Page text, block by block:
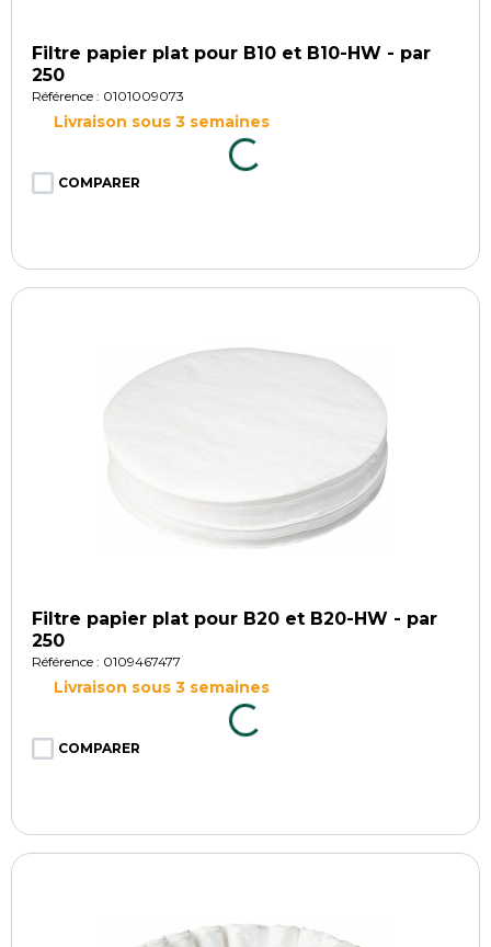
Filtre papier plat pour B10 et B10-HW - par
250
Référence : 0101009073
Livraison sous 3 semaines
COMPARER
Filtre papier plat pour B20 et B20-HW - par
250
Référence : 0109467477
Livraison sous 3 semaines
COMPARER